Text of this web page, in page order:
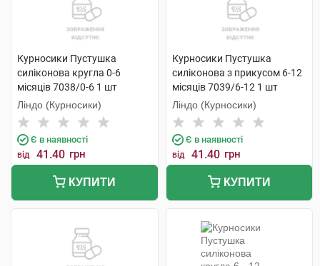
Курносики Пустушка
силіконова кругла 0-6
місяців 7038/0-6 1 шт
Ліндо (Курносики)
Є в наявності
від 41.40 грн
КУПИТИ
Курносики Пустушка
силіконова з прикусом 6-12
місяців 7039/6-12 1 шт
Ліндо (Курносики)
Є в наявності
від 41.40 грн
КУПИТИ